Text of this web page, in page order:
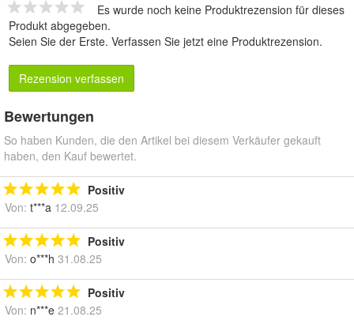
Es wurde noch keine Produktrezension für dieses
Produkt abgegeben.
Seien Sie der Erste. Verfassen Sie jetzt eine Produktrezension.
Rezension verfassen
Bewertungen
So haben Kunden, die den Artikel bei diesem Verkäufer gekauft
haben, den Kauf bewertet.
Positiv
Von: t***a 12.09.25
Positiv
Von: o***h 31.08.25
Positiv
Von: n***e 21.08.25